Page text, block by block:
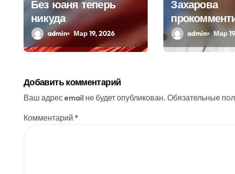
а
п
с
я
м
Без юаня теперь
никуда
admin Мар 19, 2026
Захарова
выдачу
археолога
admin Мар
Добавить комментарий
Ваш адрес email не будет опубликован. Обязательные
Комментарий *